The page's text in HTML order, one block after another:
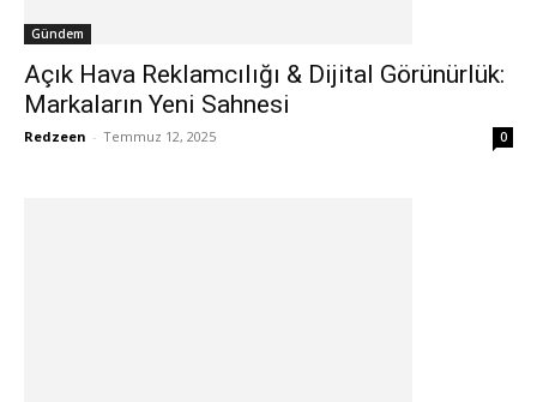
Gündem
Açık Hava Reklamcılığı & Dijital Görünürlük:
Markaların Yeni Sahnesi
Redzeen - Temmuz 12, 2025 0